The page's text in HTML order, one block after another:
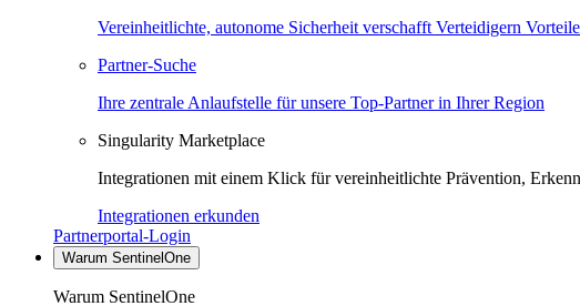
Vereinheitlichte, autonome Sicherheit verschafft Verteidigern
Partner-Suche
Ihre zentrale Anlaufstelle für unsere Top-Partner in Ihrer Region
Singularity Marketplace
Integrationen mit einem Klick für vereinheitlichte Prävention,
Integrationen erkunden
Partnerportal-Login
Warum SentinelOne
Warum SentinelOne